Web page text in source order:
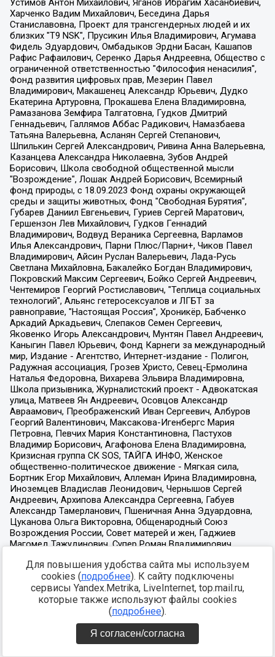
Для повышения удобства сайта мы используем
cookies (подробнее). К сайту подключены
сервисы Yandex.Metrika, LiveInternet, top.mail.ru,
которые также используют файлы cookies
(подробнее).
Я согласен/согласна